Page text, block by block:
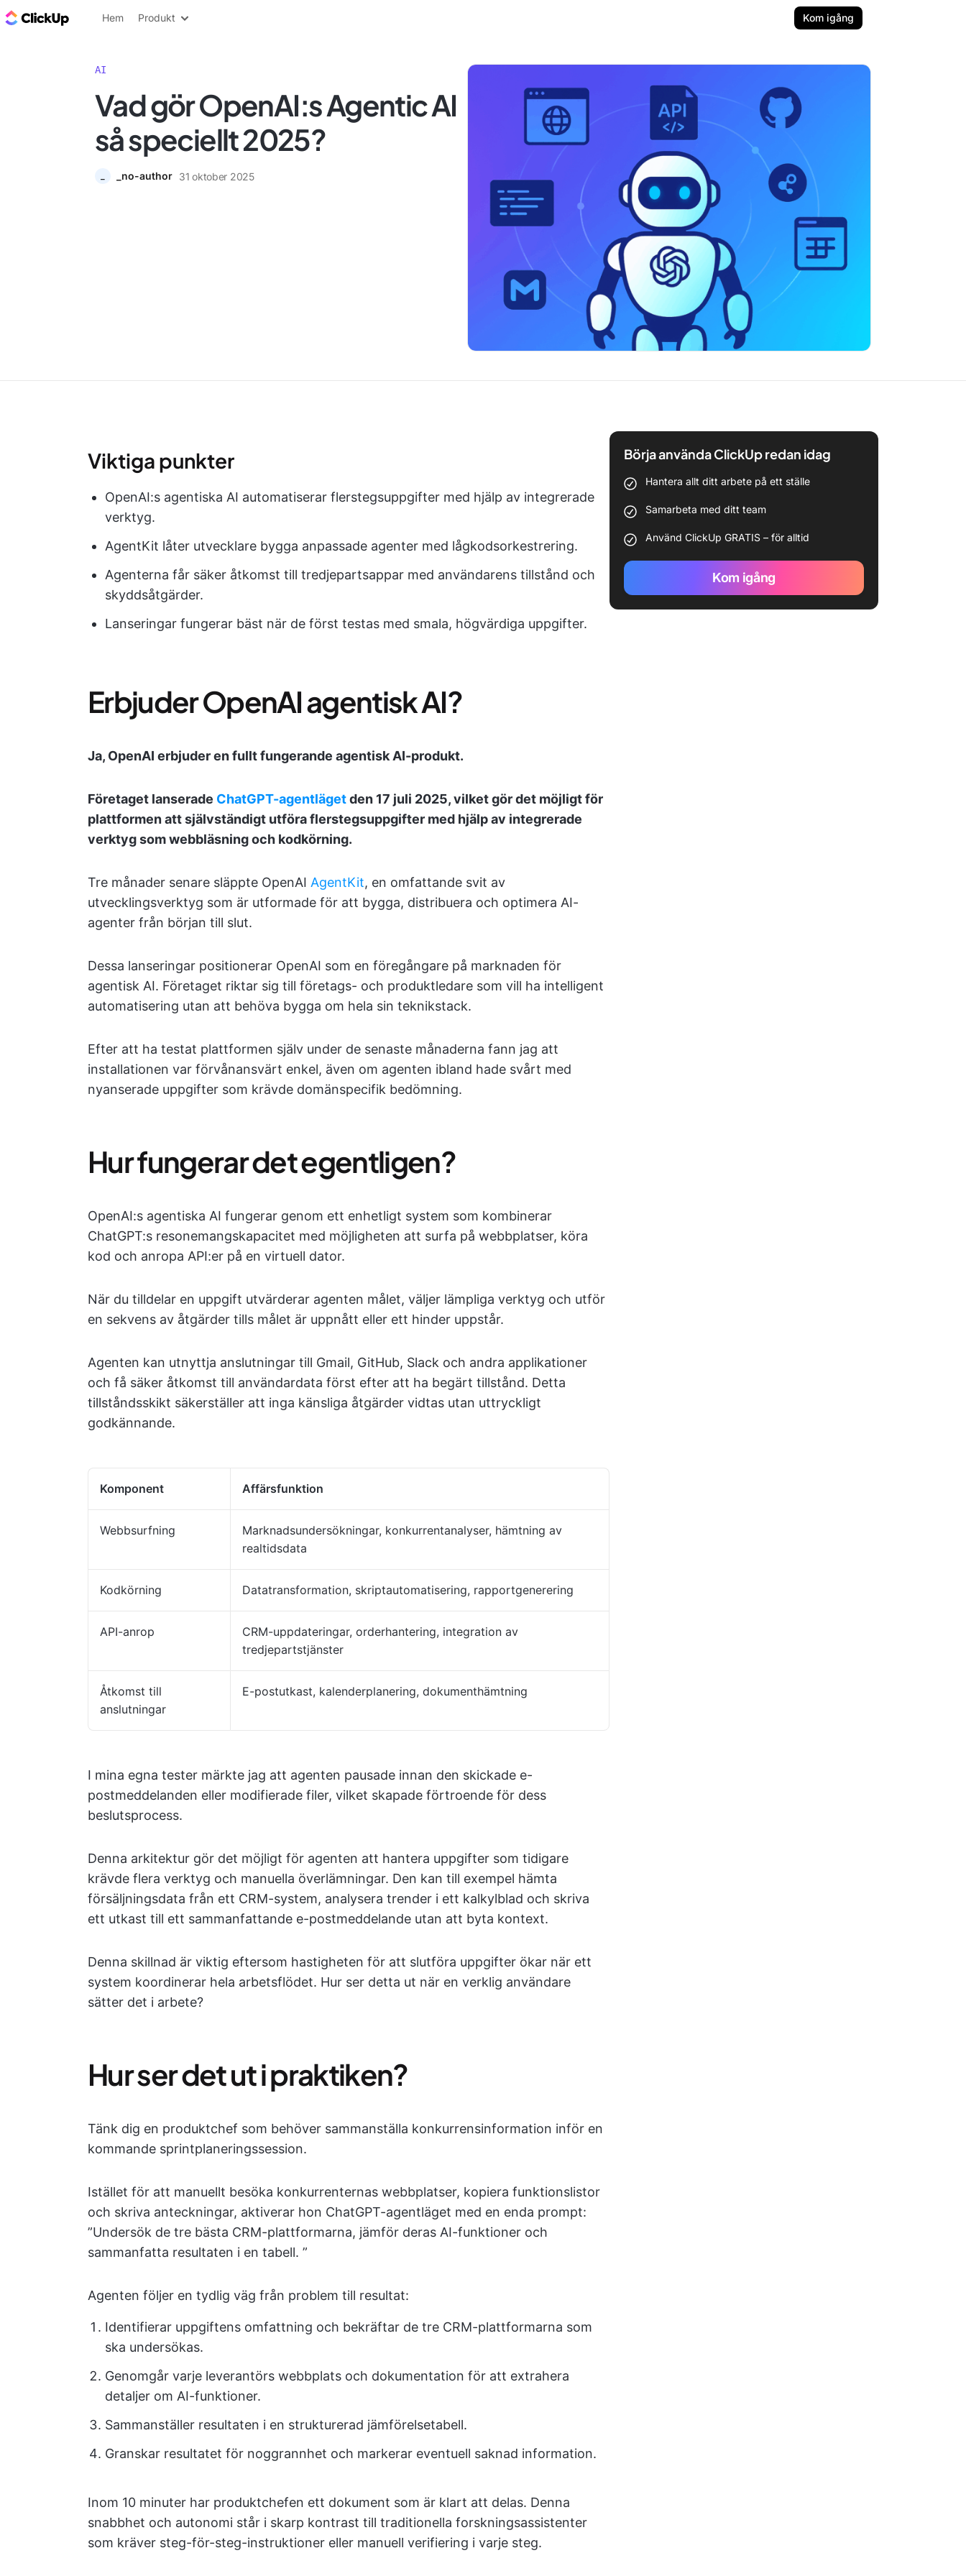
ClickUp-bloggen
Hem Produkt Kom igång
AI
Vad gör OpenAI:s Agentic AI
så speciellt 2025?
_no-author 31 oktober 2025
Viktiga punkter
OpenAI:s agentiska AI automatiserar flerstegsuppgifter med hjälp av integrerade
verktyg.
AgentKit låter utvecklare bygga anpassade agenter med lågkodsorkestrering.
Agenterna får säker åtkomst till tredjepartsappar med användarens tillstånd och
skyddsåtgärder.
Lanseringar fungerar bäst när de först testas med smala, högvärdiga uppgifter.
Erbjuder OpenAI agentisk AI?
Ja, OpenAI erbjuder en fullt fungerande agentisk AI-produkt.
Företaget lanserade ChatGPT-agentlägetden 17 juli 2025, vilket gör det möjligt för
plattformen att självständigt utföra flerstegsuppgifter med hjälp av integrerade
verktyg som webbläsning och kodkörning.
Tre månader senare släppte OpenAI AgentKit, en omfattande svit av
utvecklingsverktyg som är utformade för att bygga, distribuera och optimera AI-
agenter från början till slut.
Dessa lanseringar positionerar OpenAI som en föregångare på marknaden för
agentisk AI. Företaget riktar sig till företags- och produktledare som vill ha intelligent
automatisering utan att behöva bygga om hela sin teknikstack.
Efter att ha testat plattformen själv under de senaste månaderna fann jag att
installationen var förvånansvärt enkel, även om agenten ibland hade svårt med
nyanserade uppgifter som krävde domänspecifik bedömning.
Hur fungerar det egentligen?
OpenAI:s agentiska AI fungerar genom ett enhetligt system som kombinerar
ChatGPT:s resonemangskapacitet med möjligheten att surfa på webbplatser, köra
kod och anropa API:er på en virtuell dator.
När du tilldelar en uppgift utvärderar agenten målet, väljer lämpliga verktyg och utför
en sekvens av åtgärder tills målet är uppnått eller ett hinder uppstår.
Agenten kan utnyttja anslutningar till Gmail, GitHub, Slack och andra applikationer
och få säker åtkomst till användardata först efter att ha begärt tillstånd. Detta
tillståndsskikt säkerställer att inga känsliga åtgärder vidtas utan uttryckligt
godkännande.
Komponent Affärsfunktion
Webbsurfning
Marknadsundersökningar, konkurrentanalyser, hämtning av
realtidsdata
Kodkörning Datatransformation, skriptautomatisering, rapportgenerering
API-anrop
CRM-uppdateringar, orderhantering, integration av
tredjepartstjänster
Åtkomst till
anslutningar
E-postutkast, kalenderplanering, dokumenthämtning
I mina egna tester märkte jag att agenten pausade innan den skickade e-
postmeddelanden eller modifierade filer, vilket skapade förtroende för dess
beslutsprocess.
Denna arkitektur gör det möjligt för agenten att hantera uppgifter som tidigare
krävde flera verktyg och manuella överlämningar. Den kan till exempel hämta
försäljningsdata från ett CRM-system, analysera trender i ett kalkylblad och skriva
ett utkast till ett sammanfattande e-postmeddelande utan att byta kontext.
Denna skillnad är viktig eftersom hastigheten för att slutföra uppgifter ökar när ett
system koordinerar hela arbetsflödet. Hur ser detta ut när en verklig användare
sätter det i arbete?
Hur ser det ut i praktiken?
Tänk dig en produktchef som behöver sammanställa konkurrensinformation inför en
kommande sprintplaneringssession.
Istället för att manuellt besöka konkurrenternas webbplatser, kopiera funktionslistor
och skriva anteckningar, aktiverar hon ChatGPT-agentläget med en enda prompt:
”Undersök de tre bästa CRM-plattformarna, jämför deras AI-funktioner och
sammanfatta resultaten i en tabell. ”
Agenten följer en tydlig väg från problem till resultat:
Identifierar uppgiftens omfattning och bekräftar de tre CRM-plattformarna som
ska undersökas.
Genomgår varje leverantörs webbplats och dokumentation för att extrahera
detaljer om AI-funktioner.
Sammanställer resultaten i en strukturerad jämförelsetabell.
Granskar resultatet för noggrannhet och markerar eventuell saknad information.
Inom 10 minuter har produktchefen ett dokument som är klart att delas. Denna
snabbhet och autonomi står i skarp kontrast till traditionella forskningsassistenter
som kräver steg-för-steg-instruktioner eller manuell verifiering i varje steg.
Börja använda ClickUp redan idag
Hantera allt ditt arbete på ett ställe
Samarbeta med ditt team
Använd ClickUp GRATIS – för alltid
Kom igång